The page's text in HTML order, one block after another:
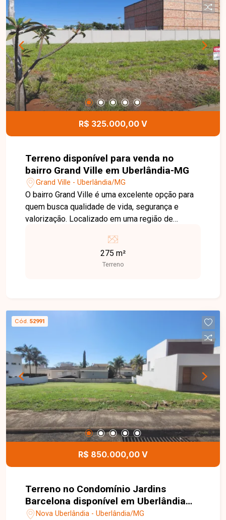
privacidade. No pavimento térreo, dispõe de sala
de jantar integrada, cozinha, lavabo, área de
serviço e 03 vagas de garagem, oferecendo
praticidade e excelente aproveitamento dos
espaços. Uma excelente opção para quem busca
segurança, sofisticação e comodidade em uma
das melhores localizações da cidade. Entre em
contato para mais informações e agende uma
visita para conhecer este excelente imóvel.
R$ 325.000,00 V
Terreno disponível para venda no
bairro Grand Ville em Uberlândia-MG
Grand Ville - Uberlândia/MG
O bairro Grand Ville é uma excelente opção para
quem busca qualidade de vida, segurança e
valorização. Localizado em uma região de
principais vias da cidade e reúne tranquilidade,
infraestrutura e excelente potencial para
proporcionando excelente aproveitamento do
terreno em um condomínio que oferece
segurança e conforto para toda a família. Entre
em contato com a Delta Imóveis e agende um
atendimento. Nossa equipe está pronta para
apresentar todos os detalhes deste imóvel e
auxiliar você na realização de um excelente
investimento.
275 m²
Terreno
Cód. 52991
R$ 850.000,00 V
Terreno no Condomínio Jardins
Barcelona disponível em Uberlândia
MGNova Uberlândia - Uberlândia/MG